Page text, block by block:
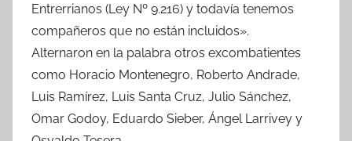
Entrerrianos (Ley Nº 9.216) y todavía tenemos
compañeros que no están incluidos».
Alternaron en la palabra otros excombatientes
como Horacio Montenegro, Roberto Andrade,
Luis Ramírez, Luis Santa Cruz, Julio Sánchez,
Omar Godoy, Eduardo Sieber, Ángel Larrivey y